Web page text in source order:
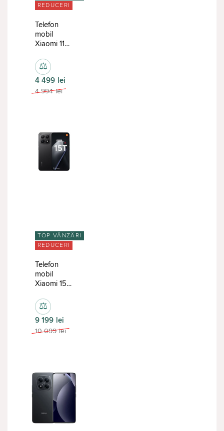
REDUCERI
Telefon
mobil
Xiaomi 11T
8/256GB
Blue
4 994 lei
4 499 lei
⚖
TOP VÂNZĂRI
REDUCERI
Telefon
mobil
Xiaomi 15T
Black
10 099 lei
9 199 lei
⚖